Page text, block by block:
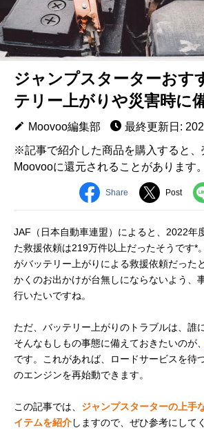
ジャンプスターターおす
テリー上がりや災害時に
Moovoo編集部
最終更新日:
※記事で紹介した商品を購入すると、
Moovooに還元されることがあります。
Share Post
JAF（日本自動車連盟）によると、2022年
た救援依頼は219万件以上だったそうです*
がバッテリー上がりによる救援依頼だった
かくのお出かけが台無しにならないよう、
行いたいですね。
ただ、バッテリー上がりのトラブルは、誰
そんなもしもの事態に備えておきたいのが、
です。これがあれば、ロードサービスを待
のエンジンを再始動できます。
この記事では、 ジャンプスターターの上手
イテムを紹介しますので、ぜひ参考にして